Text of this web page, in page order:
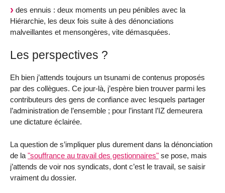
des ennuis : deux moments un peu pénibles avec la
Hiérarchie, les deux fois suite à des dénonciations
malveillantes et mensongères, vite démasquées.
Les perspectives ?
Eh bien j’attends toujours un tsunami de contenus proposés
par des collègues. Ce jour-là, j’espère bien trouver parmi les
contributeurs des gens de confiance avec lesquels partager
l’administration de l’ensemble ; pour l’instant l’IZ demeurera
une dictature éclairée.
La question de s’impliquer plus durement dans la dénonciation
de la "souffrance au travail des gestionnaires" se pose, mais
j’attends de voir nos syndicats, dont c’est le travail, se saisir
vraiment du dossier.